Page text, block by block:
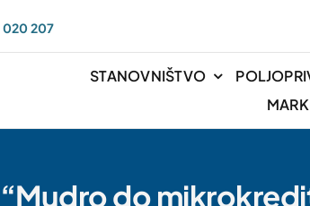
207
STANOVNIŠTVO
“Mudro do